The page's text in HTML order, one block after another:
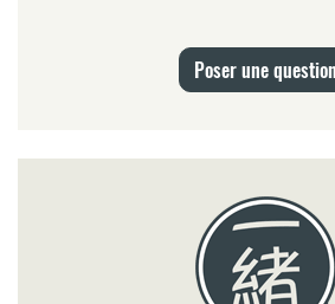
Poser une question